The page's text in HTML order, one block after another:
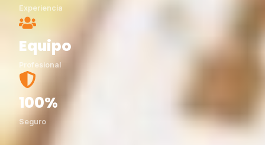
Experiencia
Equipo
Profesional
100%
Seguro